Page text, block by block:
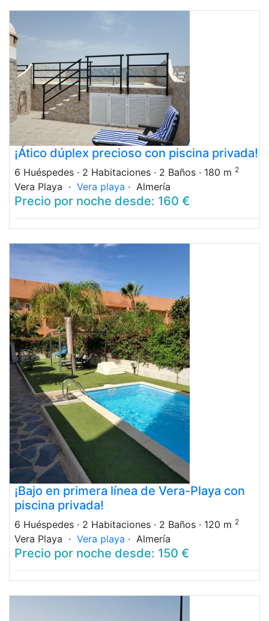
¡Ático dúplex precioso con piscina privada!
6 Huéspedes · 2 Habitaciones · 2 Baños · 180 m 2
Vera Playa · Vera playa · Almería
Precio por noche desde: 160 €
¡Bajo en primera línea de Vera-Playa con
piscina privada!
6 Huéspedes · 2 Habitaciones · 2 Baños · 120 m 2
Vera Playa · Vera playa · Almería
Precio por noche desde: 150 €